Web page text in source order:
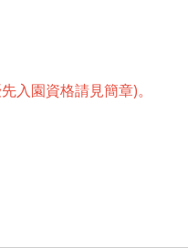
入園資格請見簡章)。